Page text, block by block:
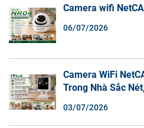
Camera wifi
06/07/2026
Camera WiFi
Trong Nhà Sắc
03/07/2026